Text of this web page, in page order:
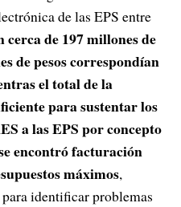
de las EPS entre
cerca de 197 millones de
de pesos correspondían
el total de la
para sustentar los
a las EPS por concepto
encontró facturación
máximos,
identificar problemas